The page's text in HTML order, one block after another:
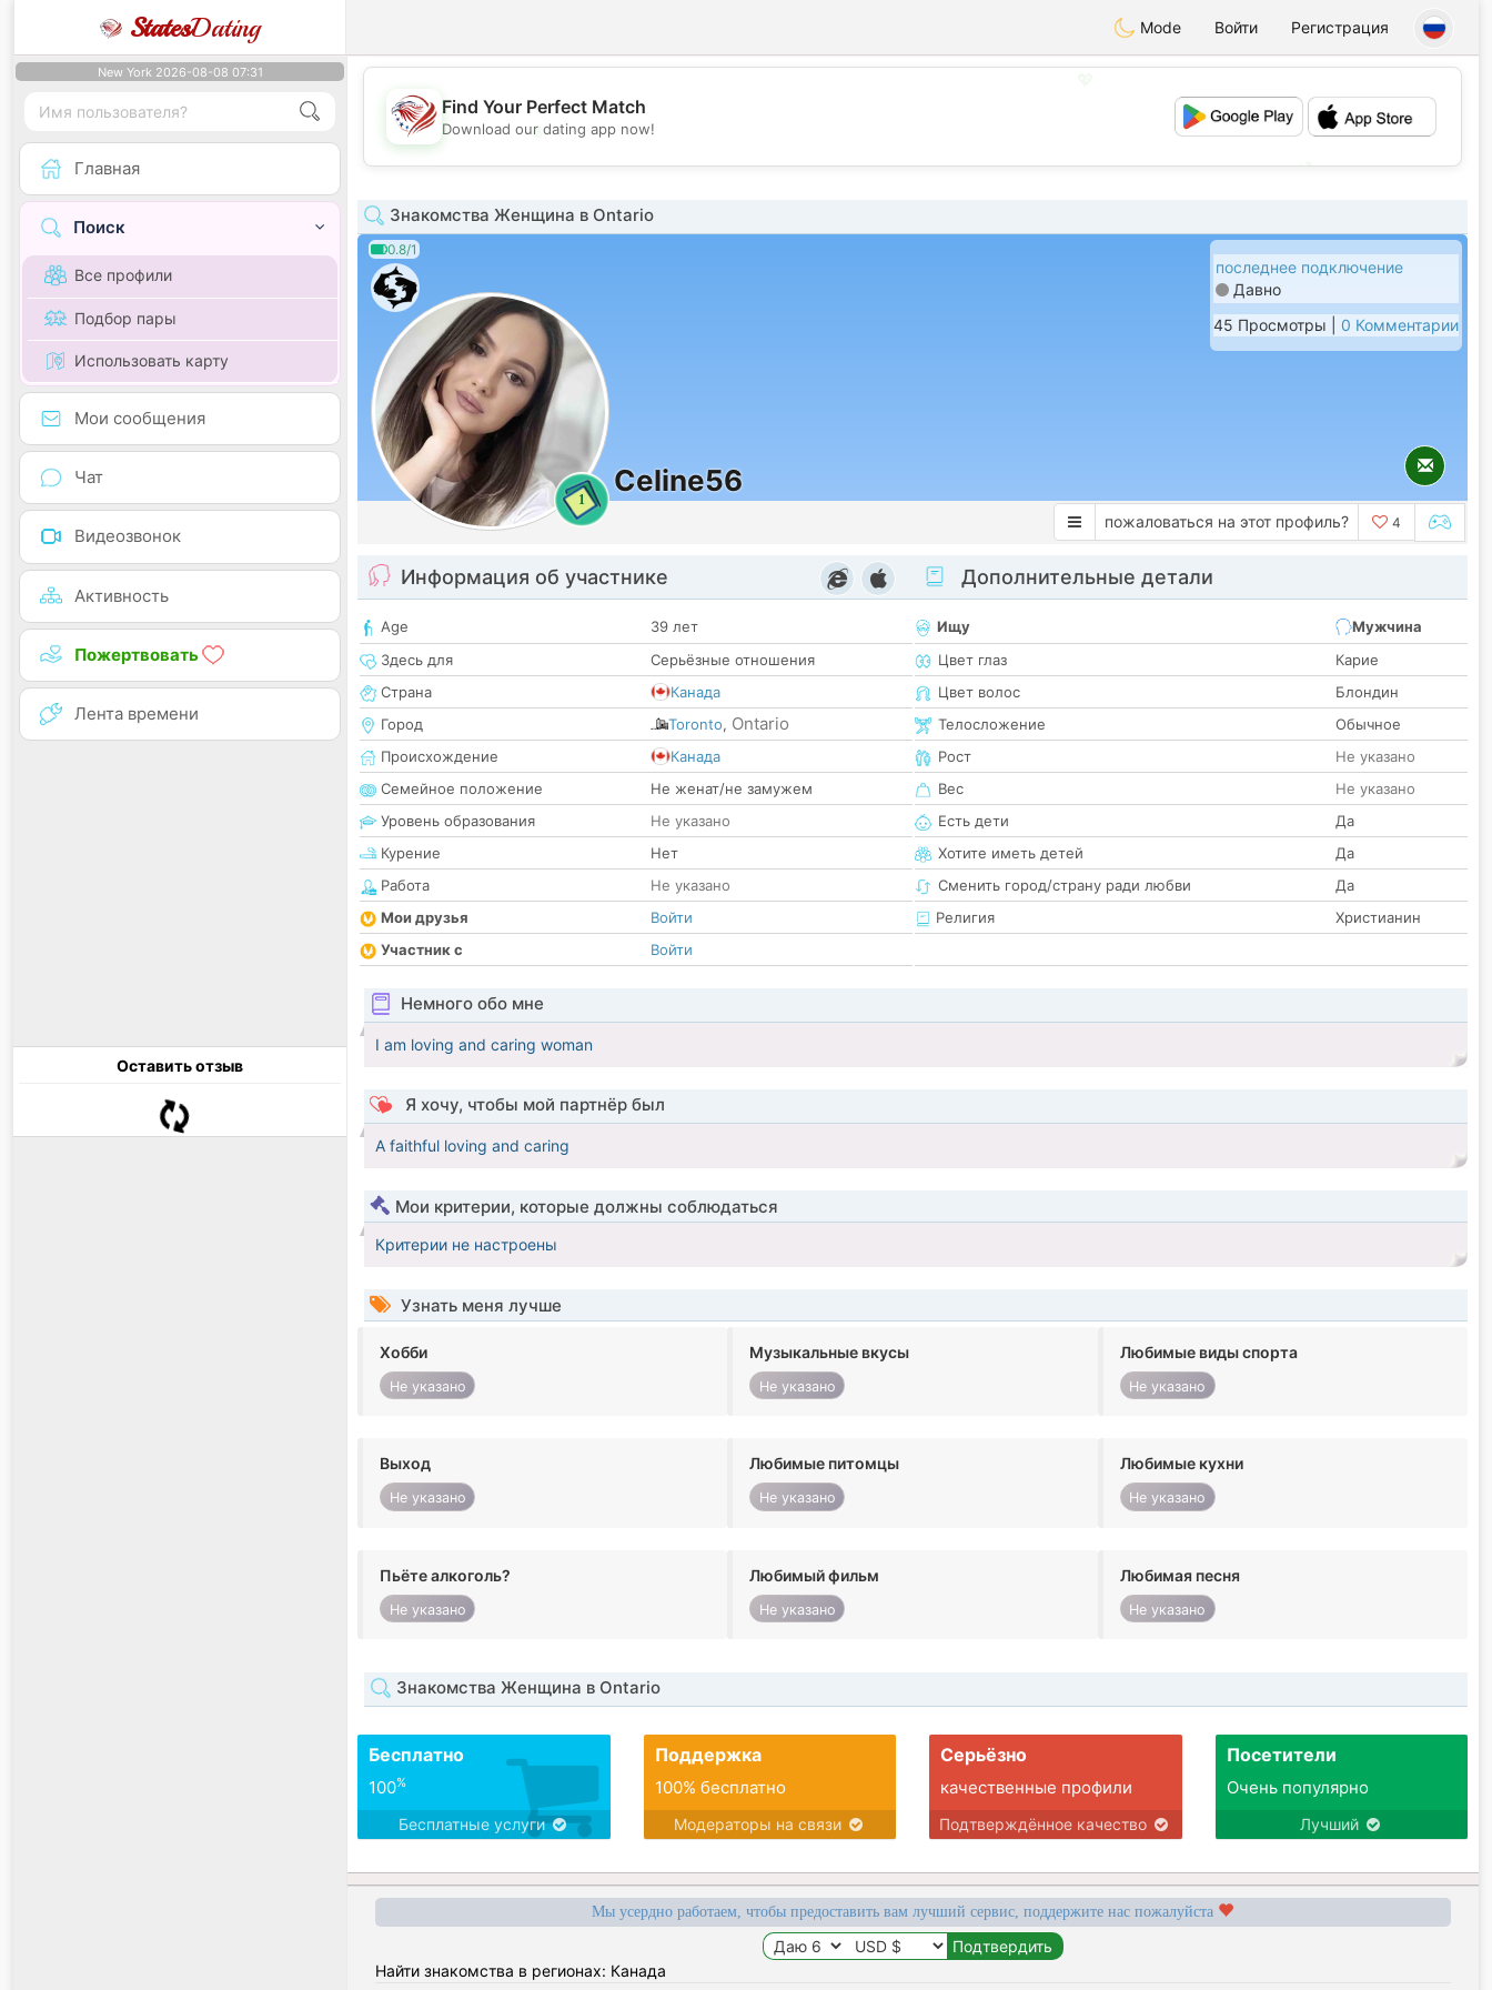
StatesDating Mode Войти Регистрация
New York 2026-08-08 07:31
Главная
Поиск
Все профили
Подбор пары
Использовать карту
Мои сообщения
Чат
Видеозвонок
Активность
Пожертвовать
Лента времени
Оставить отзыв
💖
💕
Find Your Perfect Match
Download our dating app now!
Знакомства Женщина в Ontario
0.8/1
1
Celine56
последнее подключение
Давно
45 Просмотры | 0 Комментарии
пожаловаться на этот профиль? 4
Информация об участнике
Age
39 лет
Здесь для
Серьёзные отношения
Страна
Канада
Город
Toronto, Ontario
Происхождение
Канада
Семейное положение
Не женат/не замужем
Уровень образования
Не указано
Курение
Нет
Работа
Не указано
Мои друзья
Войти
Участник с
Войти
Дополнительные детали
Ищу
Мужчина
Цвет глаз
Карие
Цвет волос
Блондин
Телосложение
Обычное
Рост
Не указано
Вес
Не указано
Есть дети
Да
Хотите иметь детей
Да
Сменить город/страну ради любви
Да
Религия
Христианин
Немного обо мне
I am loving and caring woman
Я хочу, чтобы мой партнёр был
A faithful loving and caring
Мои критерии, которые должны соблюдаться
Критерии не настроены
Узнать меня лучше
Хобби
Не указано
Музыкальные вкусы
Не указано
Любимые виды спорта
Не указано
Выход
Не указано
Любимые питомцы
Не указано
Любимые кухни
Не указано
Пьёте алкоголь?
Не указано
Любимый фильм
Не указано
Любимая песня
Не указано
Знакомства Женщина в Ontario
Бесплатно
100%
Бесплатные услуги
Поддержка
100% бесплатно
Модераторы на связи
Серьёзно
качественные профили
Подтверждённое качество
Посетители
Очень популярно
Лучший
Мы усердно работаем, чтобы предоставить вам лучший сервис, поддержите нас пожалуйста
Найти знакомства в регионах: Канада